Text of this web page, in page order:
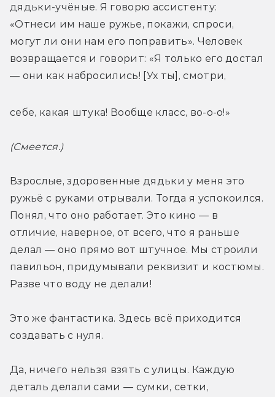
дядьки-учёные. Я говорю ассистенту:
«Отнеси им наше ружье, покажи, спроси,
могут ли они нам его поправить». Человек
возвращается и говорит: «Я только его достал
— они как набросились! [Ух ты], смотри,
себе, какая штука! Вообще класс, во-о-о!»
(Смеется.)
Взрослые, здоровенные дядьки у меня это
ружьё с руками отрывали. Тогда я успокоился.
Понял, что оно работает. Это кино — в
отличие, наверное, от всего, что я раньше
делал — оно прямо вот штучное. Мы строили
павильон, придумывали реквизит и костюмы.
Разве что воду не делали!
Это же фантастика. Здесь всё приходится
создавать с нуля.
Да, ничего нельзя взять с улицы. Каждую
деталь делали сами — сумки, сетки,